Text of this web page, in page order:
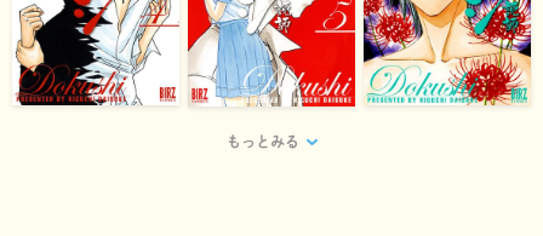
もっとみる